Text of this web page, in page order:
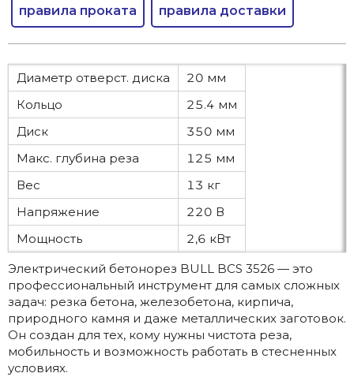
правила проката правила доставки
Диаметр отверст. диска
20 мм
Кольцо
25.4 мм
Диск
350 мм
Макс. глубина реза
125 мм
Вес
13 кг
Напряжение
220 В
Мощность
2,6 кВт
Электрический бетонорез BULL BCS 3526 — это
профессиональный инструмент для самых сложных
задач: резка бетона, железобетона, кирпича,
природного камня и даже металлических заготовок.
Он создан для тех, кому нужны чистота реза,
мобильность и возможность работать в стесненных
условиях.